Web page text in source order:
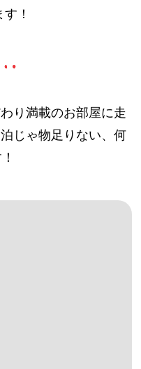
！
り満載のお部屋に走
じゃ物足りない、何